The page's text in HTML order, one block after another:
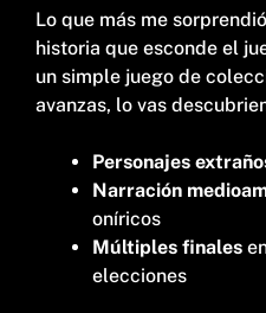
Lo que más me
historia que esconde el
un simple juego de
avanzas, lo vas
Personajes
Narración
oníricos
Múltiples finales
elecciones